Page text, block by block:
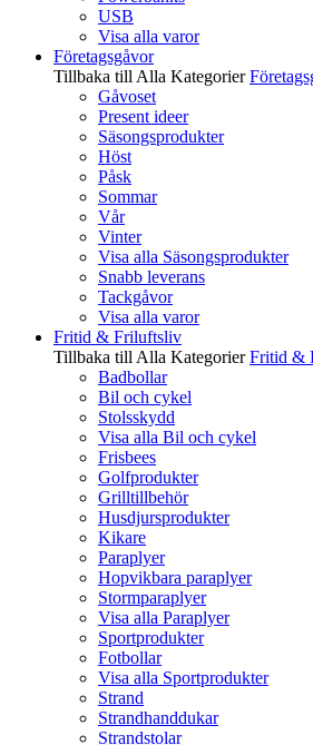
USB
Visa alla varor
Företagsgåvor
Tillbaka till Alla Kategorier
Gåvoset
Present ideer
Säsongsprodukter
Höst
Påsk
Sommar
Vår
Vinter
Visa alla Säsongsprodukter
Snabb leverans
Tackgåvor
Visa alla varor
Fritid & Friluftsliv
Tillbaka till Alla Kategorier Fritid &
Badbollar
Bil och cykel
Stolsskydd
Visa alla Bil och cykel
Frisbees
Golfprodukter
Grilltillbehör
Husdjursprodukter
Kikare
Paraplyer
Hopvikbara paraplyer
Stormparaplyer
Visa alla Paraplyer
Sportprodukter
Fotbollar
Visa alla Sportprodukter
Strand
Strandhanddukar
Strandstolar